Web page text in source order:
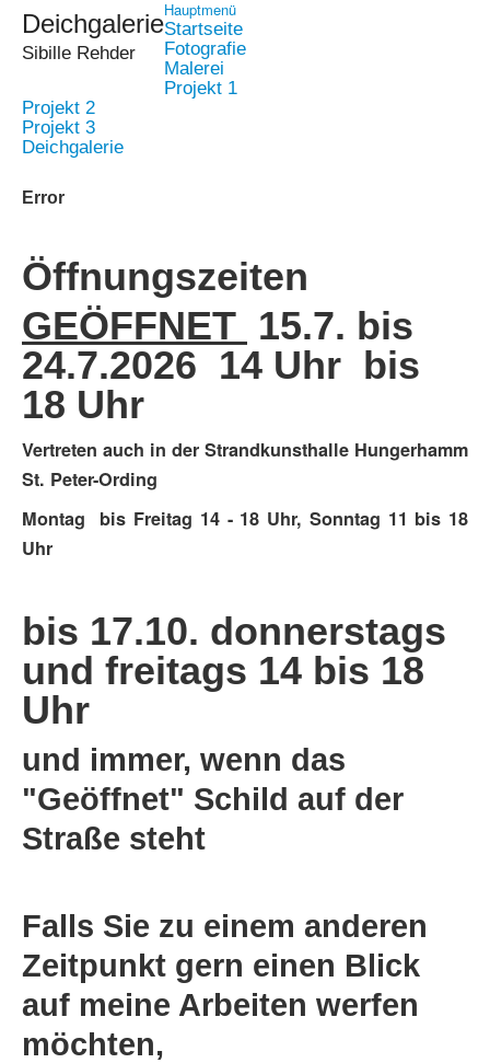
Deichgalerie
Sibille Rehder
Hauptmenü
Startseite
Fotografie
Malerei
Projekt 1
Projekt 2
Projekt 3
Deichgalerie
Error
Öffnungszeiten
GEÖFFNET 15.7. bis
24.7.2026 14 Uhr bis
18 Uhr
Vertreten auch in der Strandkunsthalle Hungerhamm
St. Peter-Ording
Montag bis Freitag 14 - 18 Uhr, Sonntag 11 bis 18
Uhr
bis 17.10. donnerstags
und freitags 14 bis 18
Uhr
und immer, wenn das
"Geöffnet" Schild auf der
Straße steht
Falls Sie zu einem anderen
Zeitpunkt gern einen Blick
auf meine Arbeiten werfen
möchten,